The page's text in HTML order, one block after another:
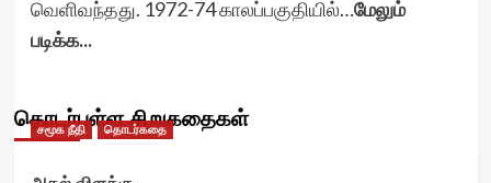
வெளிவந்தது. 1972-74 காலப்பகுதியில்…மேலும்
படிக்க...
தொடர்புள்ள சிறுகதைகள்
சமூக நீதி தொடர்கதை